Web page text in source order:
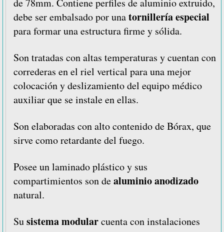
de 78mm. Contiene perfiles de aluminio extruido,
debe ser embalsado por unatornillería especial
para formar una estructura firme y sólida.
Son tratadas con altas temperaturas y cuentan con
correderas en el riel vertical para una mejor
colocación y deslizamiento del equipo médico
auxiliar que se instale en ellas.
Son elaboradas con alto contenido de Bórax, que
sirve como retardante del fuego.
Posee un laminado plástico y sus
compartimientos son dealuminio anodizado
natural.
Susistema modularcuenta con instalaciones